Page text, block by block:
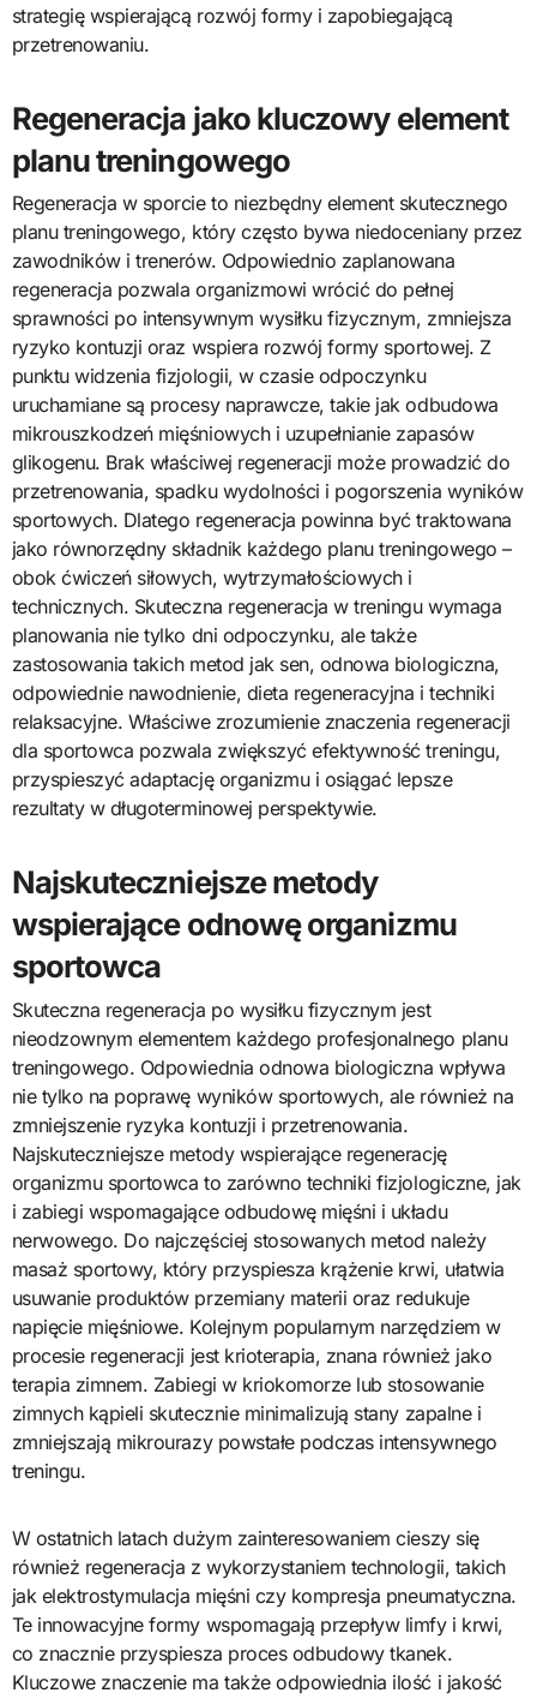
strategię wspierającą rozwój formy i zapobiegającą
przetrenowaniu.
Regeneracja jako kluczowy element
planu treningowego
Regeneracja w sporcie to niezbędny element skutecznego
planu treningowego, który często bywa niedoceniany przez
zawodników i trenerów. Odpowiednio zaplanowana
regeneracja pozwala organizmowi wrócić do pełnej
sprawności po intensywnym wysiłku fizycznym, zmniejsza
ryzyko kontuzji oraz wspiera rozwój formy sportowej. Z
punktu widzenia fizjologii, w czasie odpoczynku
uruchamiane są procesy naprawcze, takie jak odbudowa
mikrouszkodzeń mięśniowych i uzupełnianie zapasów
glikogenu. Brak właściwej regeneracji może prowadzić do
przetrenowania, spadku wydolności i pogorszenia wyników
sportowych. Dlatego regeneracja powinna być traktowana
jako równorzędny składnik każdego planu treningowego –
obok ćwiczeń siłowych, wytrzymałościowych i
technicznych. Skuteczna regeneracja w treningu wymaga
planowania nie tylko dni odpoczynku, ale także
zastosowania takich metod jak sen, odnowa biologiczna,
odpowiednie nawodnienie, dieta regeneracyjna i techniki
relaksacyjne. Właściwe zrozumienie znaczenia regeneracji
dla sportowca pozwala zwiększyć efektywność treningu,
przyspieszyć adaptację organizmu i osiągać lepsze
rezultaty w długoterminowej perspektywie.
Najskuteczniejsze metody
wspierające odnowę organizmu
sportowca
Skuteczna regeneracja po wysiłku fizycznym jest
nieodzownym elementem każdego profesjonalnego planu
treningowego. Odpowiednia odnowa biologiczna wpływa
nie tylko na poprawę wyników sportowych, ale również na
zmniejszenie ryzyka kontuzji i przetrenowania.
Najskuteczniejsze metody wspierające regenerację
organizmu sportowca to zarówno techniki fizjologiczne, jak
i zabiegi wspomagające odbudowę mięśni i układu
nerwowego. Do najczęściej stosowanych metod należy
masaż sportowy, który przyspiesza krążenie krwi, ułatwia
usuwanie produktów przemiany materii oraz redukuje
napięcie mięśniowe. Kolejnym popularnym narzędziem w
procesie regeneracji jest krioterapia, znana również jako
terapia zimnem. Zabiegi w kriokomorze lub stosowanie
zimnych kąpieli skutecznie minimalizują stany zapalne i
zmniejszają mikrourazy powstałe podczas intensywnego
treningu.
W ostatnich latach dużym zainteresowaniem cieszy się
również regeneracja z wykorzystaniem technologii, takich
jak elektrostymulacja mięśni czy kompresja pneumatyczna.
Te innowacyjne formy wspomagają przepływ limfy i krwi,
co znacznie przyspiesza proces odbudowy tkanek.
Kluczowe znaczenie ma także odpowiednia ilość i jakość